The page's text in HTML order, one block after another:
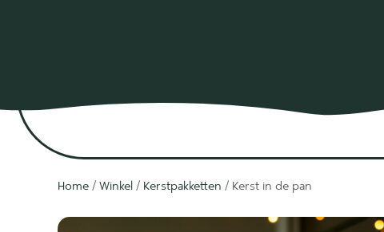
Home / Winkel / Kerstpakketten / Kerst in de pan